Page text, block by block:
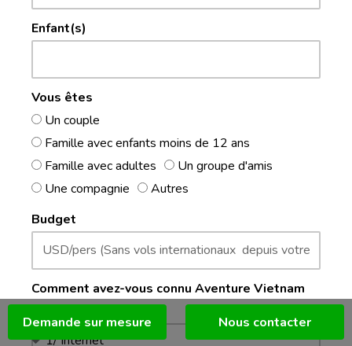
Enfant(s)
Vous êtes
Un couple
Famille avec enfants moins de 12 ans
Famille avec adultes
Un groupe d'amis
Une compagnie
Autres
Budget
Comment avez-vous connu Aventure Vietnam
Demande sur mesure Nous contacter